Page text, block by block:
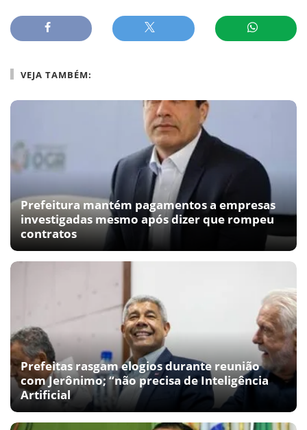
VEJA TAMBÉM:
Prefeitura mantém pagamentos a empresas
investigadas mesmo após dizer que rompeu
contratos
Prefeitas rasgam elogios durante reunião
com Jerônimo; “não precisa de Inteligência
Artificial